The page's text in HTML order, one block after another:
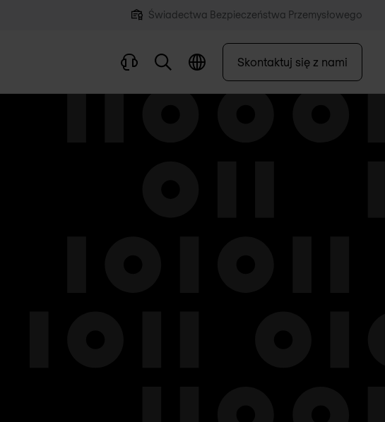
Świadectwa Bezpieczeństwa Przemysłowego
Skontaktuj się z nami